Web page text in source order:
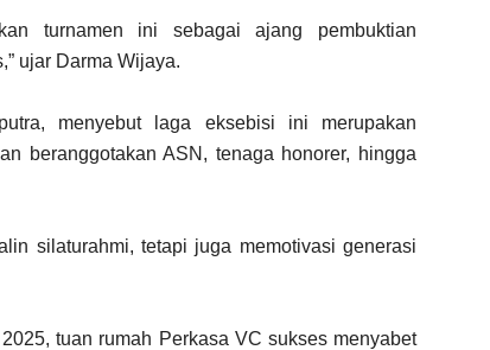
turnamen ini sebagai ajang pembuktian
ujar Darma Wijaya.
menyebut laga eksebisi ini merupakan
beranggotakan ASN, tenaga honorer, hingga
silaturahmi, tetapi juga memotivasi generasi
tuan rumah Perkasa VC sukses menyabet